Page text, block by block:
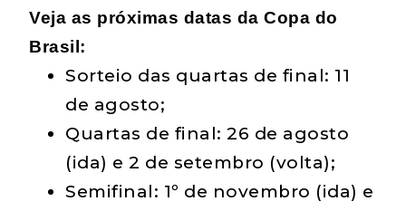
Veja as próximas datas da Copa do
Brasil:
Sorteio das quartas de final: 11
de agosto;
Quartas de final: 26 de agosto
(ida) e 2 de setembro (volta);
Semifinal: 1º de novembro (ida) e